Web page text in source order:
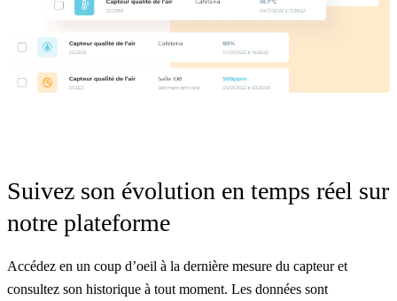
Suivez son évolution en temps réel sur
notre plateforme
Accédez en un coup d’oeil à la dernière mesure du capteur et
consultez son historique à tout moment. Les données sont